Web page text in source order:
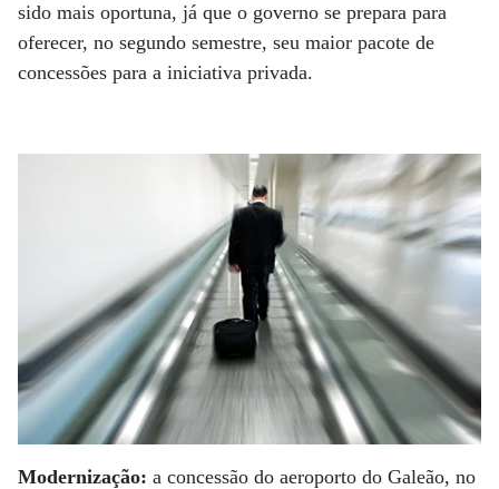
sido mais oportuna, já que o governo se prepara para
oferecer, no segundo semestre, seu maior pacote de
concessões para a iniciativa privada.
Modernização: a concessão do aeroporto do Galeão, no